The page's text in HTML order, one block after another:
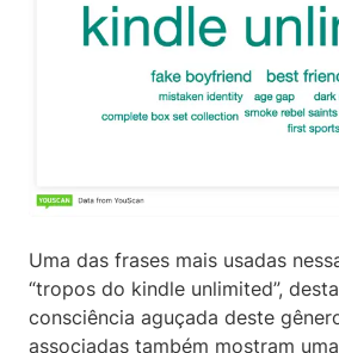
Uma das frases mais usadas
“tropos do kindle unlimited”,
consciência aguçada deste
associadas também mostram